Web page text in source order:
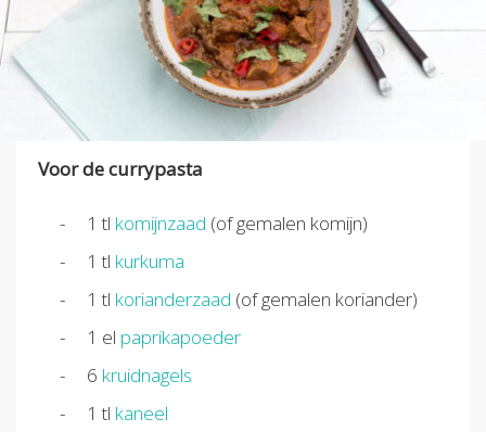
Voor de currypasta
1 tl komijnzaad (of gemalen komijn)
1 tl kurkuma
1 tl korianderzaad (of gemalen koriander)
1 el paprikapoeder
6 kruidnagels
1 tl kaneel